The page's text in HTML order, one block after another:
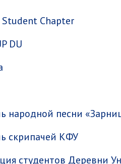
Student Chapter
DU
народной песни
скрипачей КФУ
студентов Деревни